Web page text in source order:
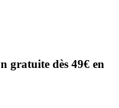
gratuite dès 49€ en